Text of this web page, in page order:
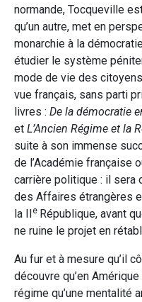
normande, Tocqueville
qu’un autre, met en
monarchie à la
étudier le système
mode de vie des
vue français, sans parti
livres : De la démocratie
et L’Ancien Régime et la
suite à son immense
de l’Académie française
carrière politique : il sera
des Affaires étrangères
la IIe République, avant
ne ruine le projet en
Au fur et à mesure qu’il
découvre qu’en
régime qu’une mentalité